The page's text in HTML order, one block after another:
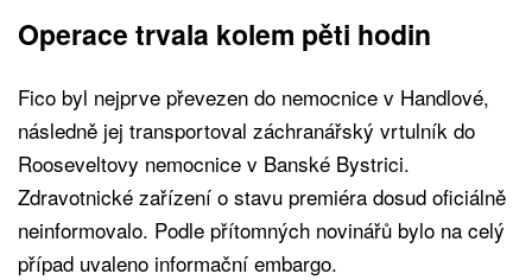
Operace trvala kolem pěti hodin
Fico byl nejprve převezen do nemocnice v Handlové,
následně jej transportoval záchranářský vrtulník do
Rooseveltovy nemocnice v Banské Bystrici.
Zdravotnické zařízení o stavu premiéra dosud oficiálně
neinformovalo. Podle přítomných novinářů bylo na celý
případ uvaleno informační embargo.